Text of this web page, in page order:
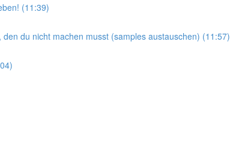
(11:39)
du nicht machen musst (samples austauschen) (11:57)